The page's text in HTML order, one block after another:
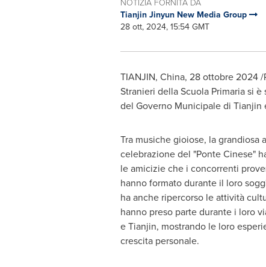
Tianjin Jinyun New Media Group
28 ott, 2024, 15:54 GMT
TIANJIN, China, 28 ottobre 2024/
Stranieri della Scuola Primaria si
del Governo Municipale di Tianjin
Tra musiche gioiose, la grandiosa
celebrazione del "Ponte Cinese"
le amicizie che i concorrenti
hanno formato durante il loro
ha anche ripercorso le attività
hanno preso parte durante i loro
eTianjin, mostrando le loro
crescita personale.